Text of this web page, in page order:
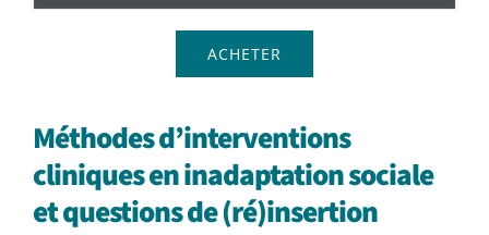
ACHETER
Méthodes d’interventions
cliniques en inadaptation sociale
et questions de (ré)insertion